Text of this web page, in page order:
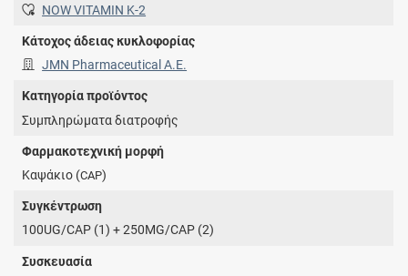
NOW VITAMIN K-2
Κάτοχος άδειας κυκλοφορίας
JMN Pharmaceutical Α.Ε.
Κατηγορία προϊόντος
Συμπληρώματα διατροφής
Φαρμακοτεχνική μορφή
Καψάκιο (CAP)
Συγκέντρωση
100UG/CAP (1) + 250MG/CAP (2)
Συσκευασία